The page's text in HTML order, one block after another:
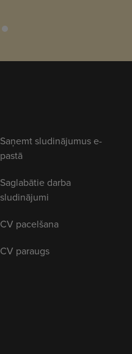
Saņemt sludinājumus e-
pastā
Saglabātie darba
sludinājumi
CV pacelšana
CV paraugs